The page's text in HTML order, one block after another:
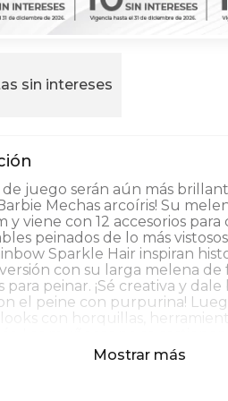
sin intereses
de juego serán aún más
Mechas arcoíris! Su
y viene con 12 accesorios para
peinados de lo más
Sparkle Hair inspiran
con su larga melena de
para peinar. ¡Sé creativa y dale
el peine con purpurina!
looks con horquillas,
separado y están sujetas a
Mostrar más